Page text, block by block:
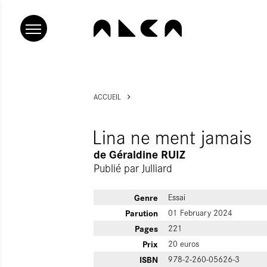
ACCUEIL
Lina ne ment jamais
deGéraldine RUIZ
Publié par Julliard
Genre Essai
Parution 01 February 2024
Pages 221
Prix 20 euros
ISBN 978-2-260-05626-3